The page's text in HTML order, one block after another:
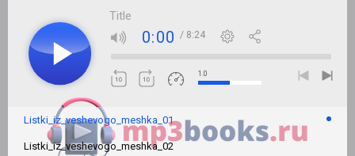
Title
0:00 / 8:24
1.0
Listki_iz_veshevogo_meshka_01
Listki_iz_veshevogo_meshka_02